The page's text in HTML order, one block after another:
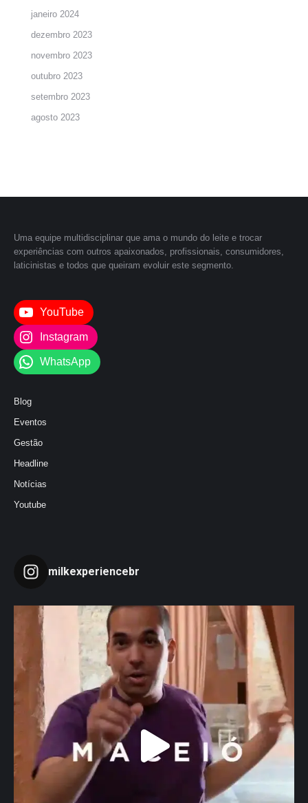
janeiro 2024
dezembro 2023
novembro 2023
outubro 2023
setembro 2023
agosto 2023
Uma equipe multidisciplinar que ama o mundo do leite e trocar
experiências com outros apaixonados, profissionais, consumidores,
laticinistas e todos que queiram evoluir este segmento.
YouTube
Instagram
WhatsApp
Blog
Eventos
Gestão
Headline
Notícias
Youtube
milkexperiencebr